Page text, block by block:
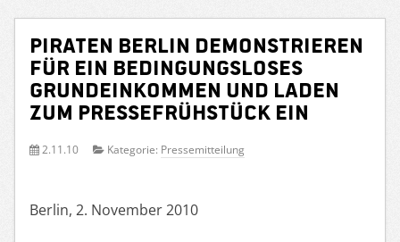
Piraten Berlin demonstrieren
für ein Bedingungsloses
Grundeinkommen und laden
zum Pressefrühstück ein
2.11.10 Kategorie: Pressemitteilung
Berlin, 2. November 2010